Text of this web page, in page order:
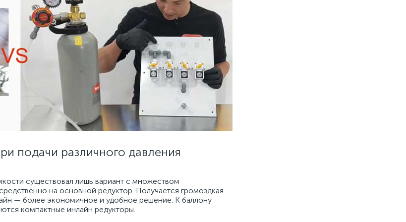
подачи различного давления
существовал лишь вариант с множеством
на основной редуктор. Получается громоздкая
— более экономичное и удобное решение. К баллону
компактные инлайн редукторы.